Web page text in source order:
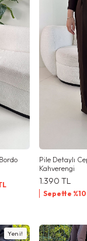
Pile Detaylı
Kahverengi
1.390 TL
Sepette
Yeni!